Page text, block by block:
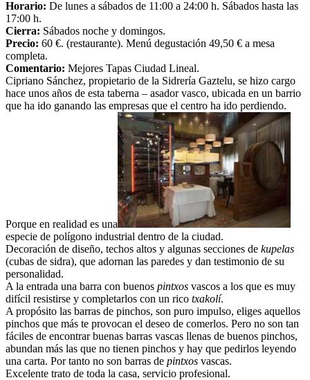
Horario: De lunes a sábados de 11:00 a 24:00 h. Sábados hasta las
17:00 h.
Cierra: Sábados noche y domingos.
Precio: 60 €. (restaurante). Menú degustación 49,50 € a mesa
completa.
Comentario: Mejores Tapas Ciudad Lineal.
Cipriano Sánchez, propietario de la Sidrería Gaztelu, se hizo cargo
hace unos años de esta taberna – asador vasco, ubicada en un barrio
que ha ido ganando las empresas que el centro ha ido perdiendo.
Porque en realidad es una
especie de polígono industrial dentro de la ciudad.
Decoración de diseño, techos altos y algunas secciones de kupelas
(cubas de sidra), que adornan las paredes y dan testimonio de su
personalidad.
A la entrada una barra con buenos pintxos vascos a los que es muy
difícil resistirse y completarlos con un rico txakolí.
A propósito las barras de pinchos, son puro impulso, eliges aquellos
pinchos que más te provocan el deseo de comerlos. Pero no son tan
fáciles de encontrar buenas barras vascas llenas de buenos pinchos,
abundan más las que no tienen pinchos y hay que pedirlos leyendo
una carta. Por tanto no son barras de pintxos vascas.
Excelente trato de toda la casa, servicio profesional.